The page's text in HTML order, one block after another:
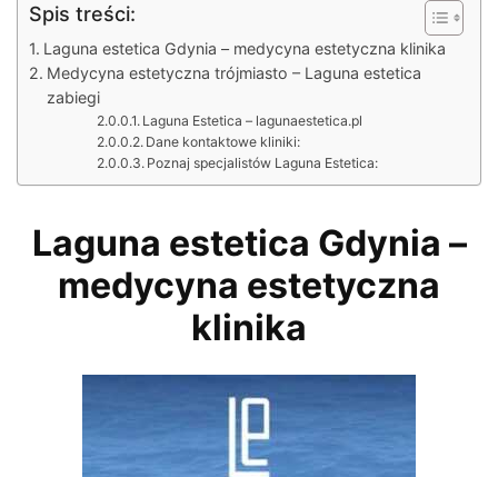
Spis treści:
Laguna estetica Gdynia – medycyna estetyczna klinika
Medycyna estetyczna trójmiasto – Laguna estetica
zabiegi
Laguna Estetica – lagunaestetica.pl
Dane kontaktowe kliniki:
Poznaj specjalistów Laguna Estetica:
Laguna estetica Gdynia –
medycyna estetyczna
klinika